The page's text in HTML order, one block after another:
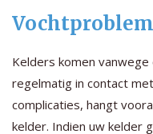
Kelders komen
regelmatig in contact
complicaties, hangt
kelder. Indien uw kelder